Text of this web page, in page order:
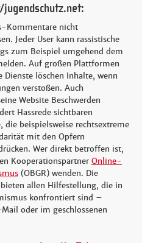
jugendschutz.net:
Kommentare nicht
Jeder User kann rassistische
zum Beispiel umgehend dem
Auf großen Plattformen
löschen Inhalte, wenn
verstoßen. Auch
Website Beschwerden
Hassrede sichtbaren
die beispielsweise rechtsextreme
mit den Opfern
Wer direkt betroffen ist,
Kooperationspartner Online-
(OBGR) wenden. Die
allen Hilfestellung, die in
konfrontiert sind –
oder im geschlossenen